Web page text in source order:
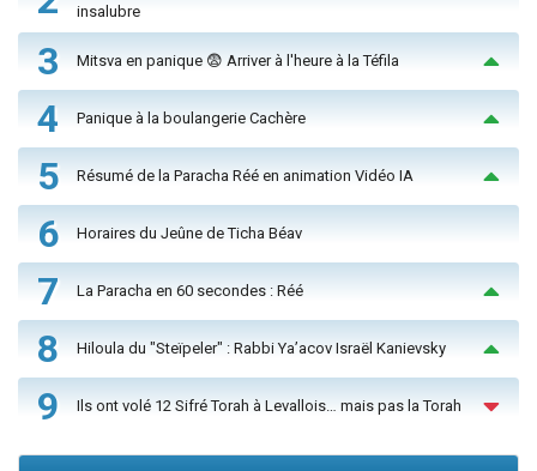
insalubre
3 Mitsva en panique 😨 Arriver à l'heure à la Téfila
4 Panique à la boulangerie Cachère
5 Résumé de la Paracha Réé en animation Vidéo IA
6 Horaires du Jeûne de Ticha Béav
7 La Paracha en 60 secondes : Réé
8 Hiloula du "Steïpeler" : Rabbi Ya’acov Israël Kanievsky
9 Ils ont volé 12 Sifré Torah à Levallois… mais pas la Torah